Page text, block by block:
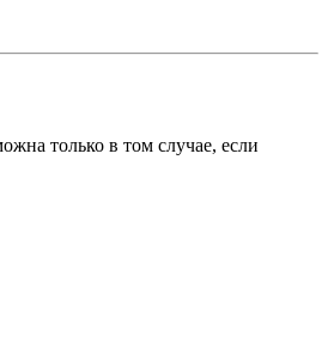
только в том случае, если